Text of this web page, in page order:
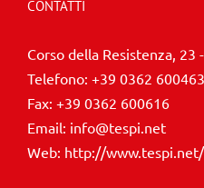
CONTATTI
Corso della Resistenza, 23
Telefono: +39 0362 600463
Fax: +39 0362 600616
Email: info@tespi.net
Web: http://www.tespi.net/